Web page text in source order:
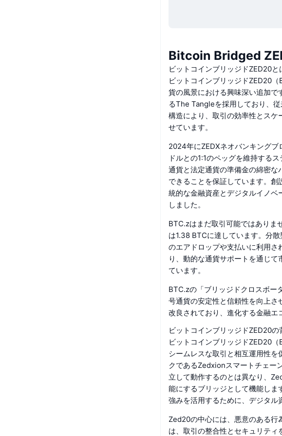
Bitcoin Bridged
ビットコインブリッジドZED20と
ビットコインブリッジドZED20
貨の風景における興味深い追加
るThe Tangleを採用しており、
構造により、取引の効率性とス
せています。
2024年にZEDXネオバンキング
ドルとの1:1のペッグを維持する
通貨と法定通貨の準備金の綿密
できることを保証しています。
統的な金融資産とデジタルイノ
しました。
BTC.zはまだ取引可能ではありま
は1.38 BTCに達しています。分
のエアドロップや支払いに利用
り、動的な通貨サポートを通じ
ています。
BTC.zの「ブリッジドクロスボー
号通貨の安定性と信頼性を向上
改良されており、進化する金融エ
ビットコインブリッジドZED20
ビットコインブリッジドZED20
シームレスな取引と相互運用性
クであるZedxionスマートチェー
立して動作するのとは異なり、
能にするブリッジとして機能し
強みを活用するために、デジタル
Zed20の中心には、悪意のある行
は、取引の整合性とセキュリテ